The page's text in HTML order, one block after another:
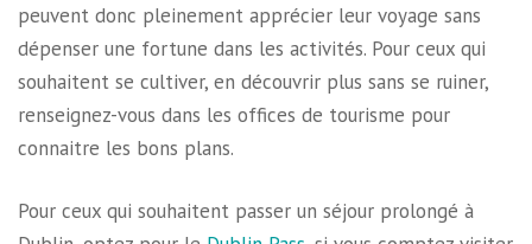
peuvent donc pleinement apprécier leur voyage sans
dépenser une fortune dans les activités. Pour ceux qui
souhaitent se cultiver, en découvrir plus sans se ruiner,
renseignez-vous dans les offices de tourisme pour
connaitre les bons plans.
Pour ceux qui souhaitent passer un séjour prolongé à